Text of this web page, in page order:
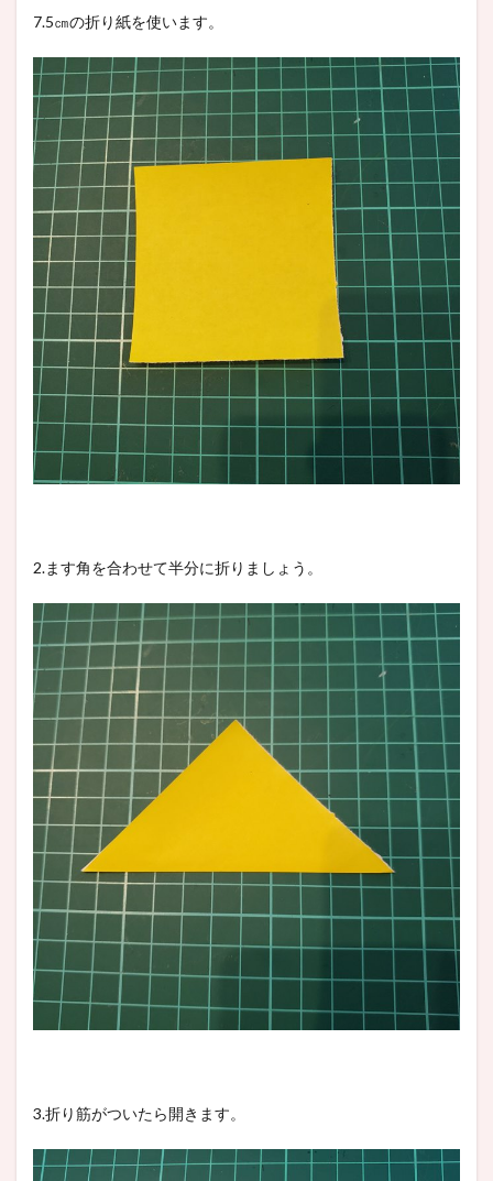
7.5㎝の折り紙を使います。
2.ます角を合わせて半分に折りましょう。
3.折り筋がついたら開きます。